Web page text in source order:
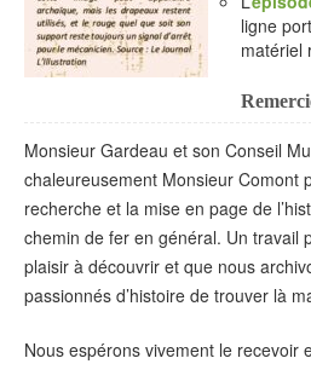
ligne
matériel
Monsieur Gardeau et son Conseil
chaleureusement Monsieur Comont
recherche et la mise en page de
chemin de fer en général. Un travail
plaisir à découvrir et que nous
passionnés d’histoire de trouver là
Nous espérons vivement le recevoir